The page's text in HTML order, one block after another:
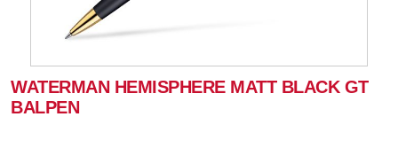
WATERMAN HEMISPHERE MATT BLACK GT
BALPEN